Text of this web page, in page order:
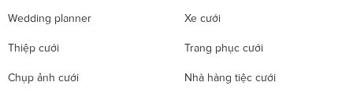
Wedding planner Xe cưới
Thiệp cưới Trang phục cưới
Chụp ảnh cưới Nhà hàng tiệc cưới